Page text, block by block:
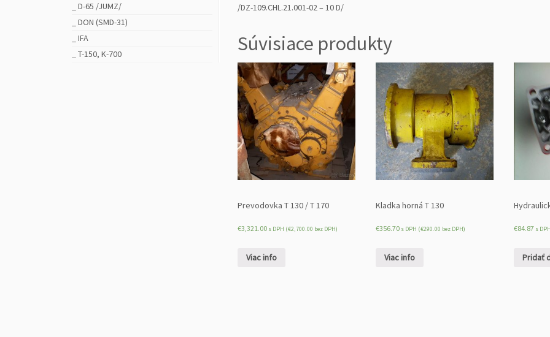
_ D-65 /JUMZ/
_ DON (SMD-31)
_ IFA
_ T-150, K-700
e
3
T
/DZ-109.CHL.21.001-02 – 10 D/
Súvisiace produkty
Prevodovka T 130 / T 170
€3,321.00 s DPH (€2,700.00 bez DPH)
Viac info
Kladka horná T 130
€356.70 s DPH (€290.00 bez DPH)
Viac info
€84.87 s
Pridať